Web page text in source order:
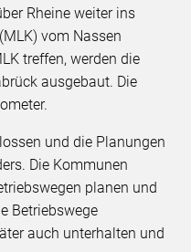
Rheine weiter ins
vom Nassen
treffen, werden die
ausgebaut. Die
und die Planungen
Die Kommunen
planen und
Betriebswege
auch unterhalten und